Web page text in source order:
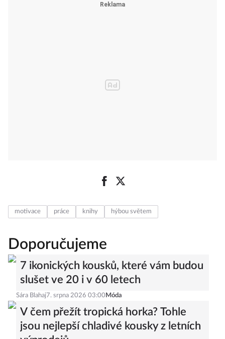
motivace práce knihy hýbou světem
Doporučujeme
7 ikonických kousků, které vám budou
slušet ve 20 i v 60 letech
Sára Blahaj7. srpna 2026 03:00 Móda
V čem přežít tropická horka? Tohle
jsou nejlepší chladivé kousky z letních